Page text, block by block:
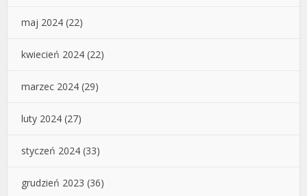
maj 2024 (22)
kwiecień 2024 (22)
marzec 2024 (29)
luty 2024 (27)
styczeń 2024 (33)
grudzień 2023 (36)